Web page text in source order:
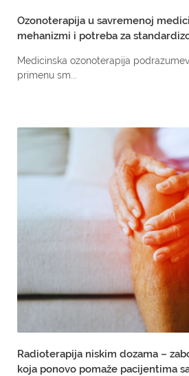
Ozonoterapija u savremenoj
mehanizmi i potreba za
Medicinska ozonoterapija
primenu sm...
Radioterapija niskim dozama –
koja ponovo pomaže pacijentima